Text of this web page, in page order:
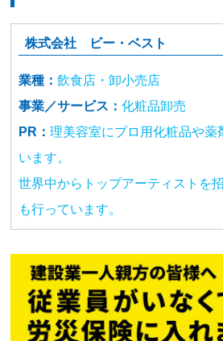
株式会社 ビー・ベスト
業種： 飲食店・卸小売店
事業／サービス： 化粧品卸売
PR： 理美容室にプロ用化粧品や薬
います。
世界中からトップアーティストを
も行っています。